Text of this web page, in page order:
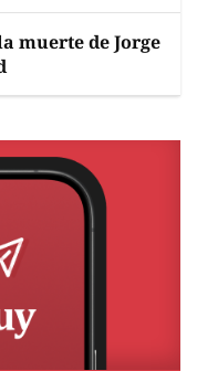
muerte de Jorge